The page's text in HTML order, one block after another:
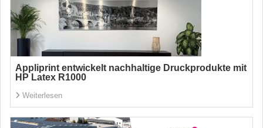
Appliprint entwickelt nachhaltige Druckprodukte mit
HP Latex R1000
Weiterlesen